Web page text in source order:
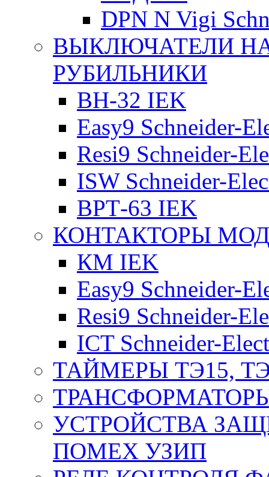
DPN N Vigi
ВЫКЛЮЧАТЕЛИ
РУБИЛЬНИКИ
ВН-32 IEK
Easy9 Schneider-
Resi9 Schneider-
ISW Schneider-
ВРТ-63 IEK
КОНТАКТОРЫ
КМ IEK
Easy9 Schneider-
Resi9 Schneider-
ICT Schneider-
ТАЙМЕРЫ ТЭ15,
УСТРОЙСТВА
ПОМЕХ УЗИП